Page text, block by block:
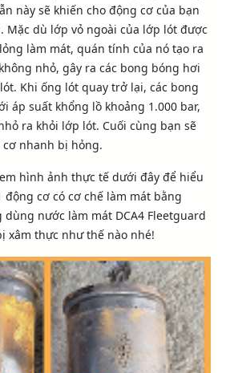
này sẽ khiến cho động cơ của bạn
Mặc dù lớp vỏ ngoài của lớp lót được
làm mát, quán tính của nó tạo ra
nhỏ, gây ra các bong bóng hơi
Khi ống lót quay trở lại, các bong
áp suất khổng lồ khoảng 1.000 bar,
ra khỏi lớp lót. Cuối cùng bạn sẽ
nhanh bị hỏng.
hình ảnh thực tế dưới đây để hiểu
cơ có cơ chế làm mát bằng
nước làm mát DCA4 Fleetguard
xâm thực như thế nào nhé!